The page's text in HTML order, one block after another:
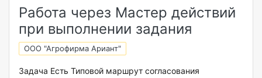
Работа через Мастер действий
при выполнении задания
ООО "Агрофирма Ариант"
Задача Есть Типовой маршрут согласования